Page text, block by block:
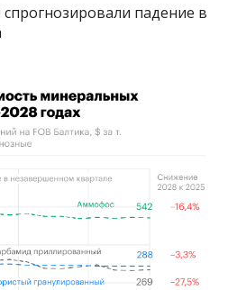
падение в